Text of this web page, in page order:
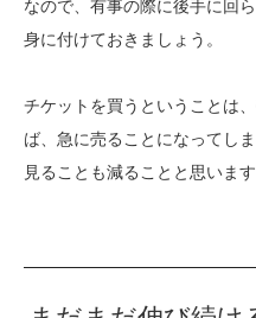
なので、有事の際に後手に回
身に付けておきましょう。
チケットを買うということは
ば、急に売ることになってし
見ることも減ることと思います